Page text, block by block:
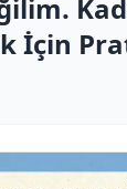
İçin